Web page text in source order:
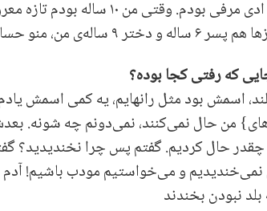
من از بچگی عاشق ادی
من، منو حسابی ‌می‌خندونند.
که رفتی کجا بوده؟
اسمش بود مثل رانهایم، یه کمی اسمش
من حال نمی‌کنند، نمی‌دونم چه شونه.
حال کردیم. گفتم پس چرا نخندیدید؟ گفتن:
نمی‌خندیدیم و می‌خواستیم مودب باشیم!
نبودن بخندند